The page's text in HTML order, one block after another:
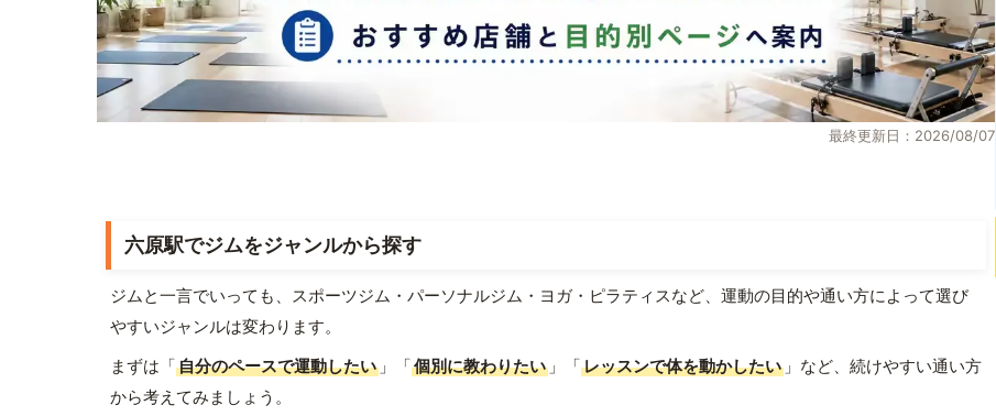
最終更新日：2026/08/07
六原駅でジムをジャンルから探す
ジムと一言でいっても、スポーツジム・パーソナルジム・ヨガ・ピラティスなど、運動の目的や通い方によって選び
やすいジャンルは変わります。
まずは「自分のペースで運動したい 」「個別に教わりたい 」「レッスンで体を動かしたい 」など、続けやすい通い方
から考えてみましょう。